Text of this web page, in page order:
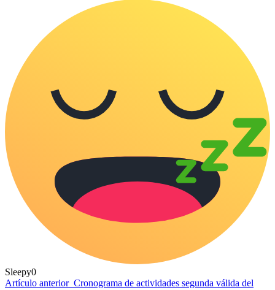
Sleepy0
Artículo anterior Cronograma de actividades segunda válida del